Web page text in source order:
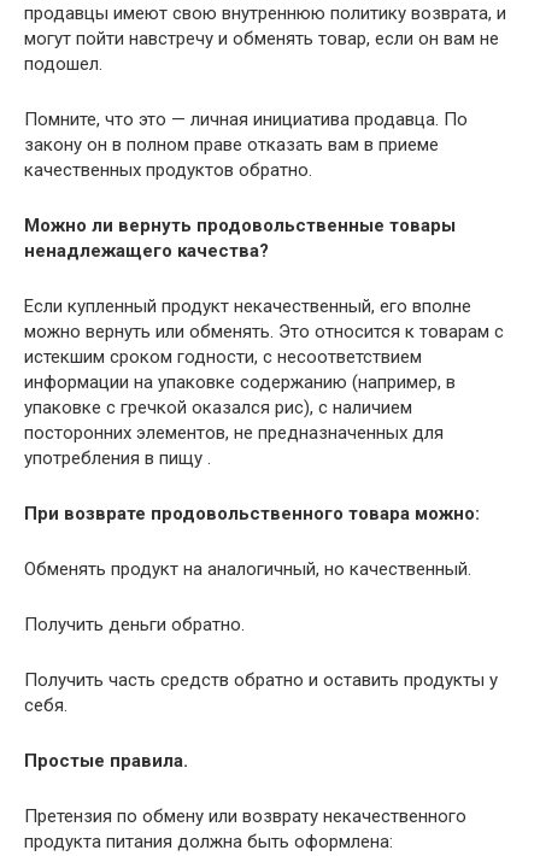
продавцы имеют свою внутреннюю политику возврата, и
могут пойти навстречу и обменять товар, если он вам не
подошел.
Помните, что это — личная инициатива продавца. По
закону он в полном праве отказать вам в приеме
качественных продуктов обратно.
Можно ли вернуть продовольственные товары
ненадлежащего качества?
Если купленный продукт некачественный, его вполне
можно вернуть или обменять. Это относится к товарам с
истекшим сроком годности, с несоответствием
информации на упаковке содержанию (например, в
упаковке с гречкой оказался рис), с наличием
посторонних элементов, не предназначенных для
употребления в пищу .
При возврате продовольственного товара можно:
Обменять продукт на аналогичный, но качественный.
Получить деньги обратно.
Получить часть средств обратно и оставить продукты у
себя.
Простые правила.
Претензия по обмену или возврату некачественного
продукта питания должна быть оформлена: